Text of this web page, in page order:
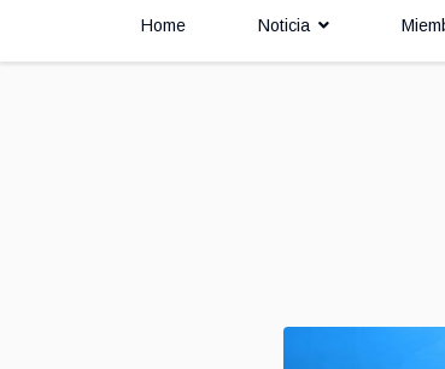
Home Noticia